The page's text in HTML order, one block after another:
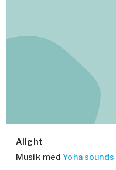
Alight
Musik med Yoha sounds